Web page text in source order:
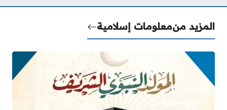
المزيد منمعلومات إسلامية